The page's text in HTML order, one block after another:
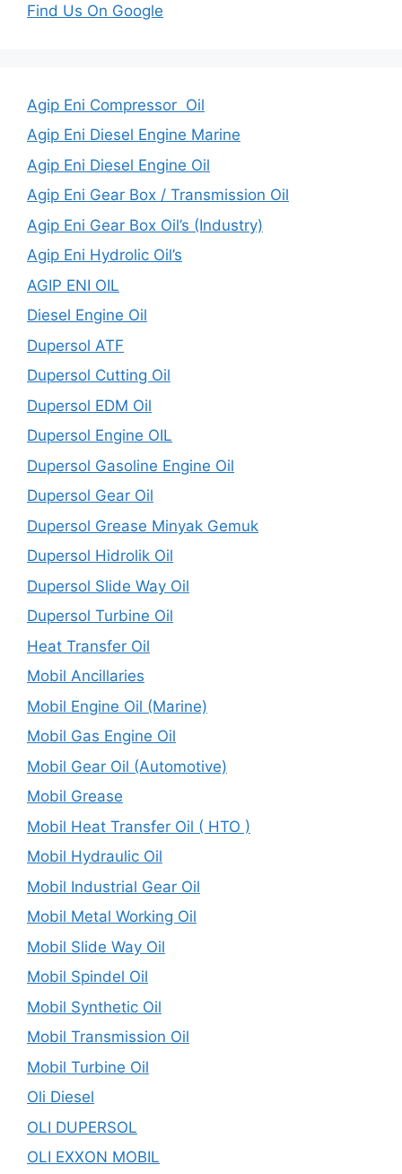
Find Us On Google
Agip Eni Compressor Oil
Agip Eni Diesel Engine Marine
Agip Eni Diesel Engine Oil
Agip Eni Gear Box / Transmission Oil
Agip Eni Gear Box Oil’s (Industry)
Agip Eni Hydrolic Oil’s
AGIP ENI OIL
Diesel Engine Oil
Dupersol ATF
Dupersol Cutting Oil
Dupersol EDM Oil
Dupersol Engine OIL
Dupersol Gasoline Engine Oil
Dupersol Gear Oil
Dupersol Grease Minyak Gemuk
Dupersol Hidrolik Oil
Dupersol Slide Way Oil
Dupersol Turbine Oil
Heat Transfer Oil
Mobil Ancillaries
Mobil Engine Oil (Marine)
Mobil Gas Engine Oil
Mobil Gear Oil (Automotive)
Mobil Grease
Mobil Heat Transfer Oil ( HTO )
Mobil Hydraulic Oil
Mobil Industrial Gear Oil
Mobil Metal Working Oil
Mobil Slide Way Oil
Mobil Spindel Oil
Mobil Synthetic Oil
Mobil Transmission Oil
Mobil Turbine Oil
Oli Diesel
OLI DUPERSOL
OLI EXXON MOBIL